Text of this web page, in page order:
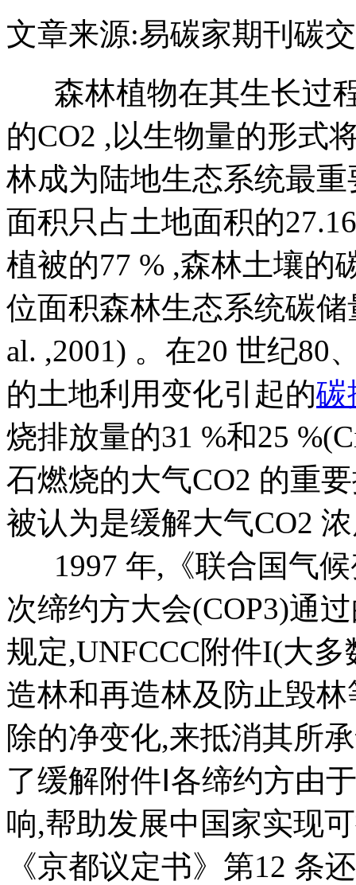
文章来源:易碳家期刊 碳
森林植物在其生长过
的CO2 ,以生物量的形式
林成为陆地生态系统最重
面积只占土地面积的
植被的77 % ,森林土壤的
位面积森林生态系统碳储
al. ,2001) 。在20 世纪80
的土地利用变化引起的碳
烧排放量的31 %和25
石燃烧的大气CO2 的重
被认为是缓解大气CO2
1997 年,《联合国气候
次缔约方大会(COP3)通
规定,UNFCCC附件I(大
造林和再造林及防止毁
除的净变化,来抵消其所
了缓解附件Ⅰ各缔约方由
响,帮助发展中国家实现
《京都议定书》第12 条